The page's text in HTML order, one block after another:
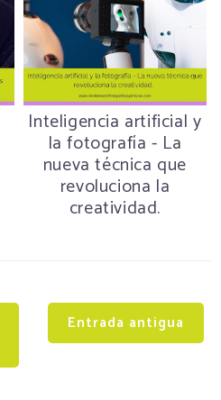
Inteligencia artificial y
la fotografía - La
nueva técnica que
revoluciona la
creatividad.
Entrada antigua